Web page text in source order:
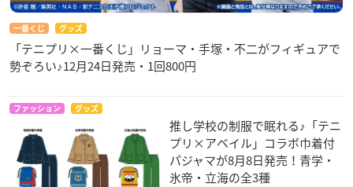
一番くじ グッズ
「テニプリ×一番くじ」リョーマ・手塚・不二がフィギュアで
勢ぞろい♪12月24日発売・1回800円
ファッション グッズ
推し学校の制服で眠れる♪「テニ
プリ×アベイル」コラボ巾着付
パジャマが8月8日発売！青学・
氷帝・立海の全3種